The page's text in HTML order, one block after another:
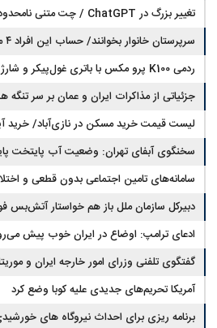
تغییر بزرگ در ChatGPT / چت متنی نامحدود و رایگان
سرپرستان خانوار بخوانند/ حساب این افراد ۴ میلیون تومان شارژ شد
ردمی K100 پرو مکس با باتری غول‌پیکر و شارژ بی‌سیم روانه بازار می‌شود
جزئیاتی از مذاکرات ایران و عمان بر سر
مجلس: بیانیه‌ای شامل تصحیح مسیر تردد
است
چقدر سرمایه نیاز دارد؟ + جدول مردادماه ۱۴۰۵
سخنگوی آبفای تهران: وضعیت آب پایتخت
سامانه‌های تامین اجتماعی بدون قطعی و
دبیرکل سازمان ملل باز هم خواستار آتش‌بس
ادعای ترامپ: اوضاع در ایران خوب پیش
گفتگوی تلفنی وزرای امور خارجه ایران و
آمریکا تحریم‌های جدیدی علیه کوبا وضع کرد
برنامه ریزی برای احداث نیروگاه های